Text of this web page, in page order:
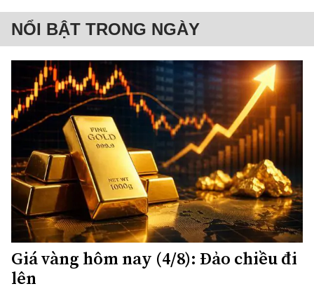
NỔI BẬT TRONG NGÀY
Giá vàng hôm nay (4/8): Đảo chiều đi
lên